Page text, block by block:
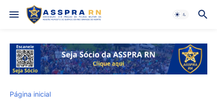
Página inicial